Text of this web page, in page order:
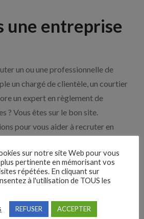
une entreprise
un ou une professionnelle de
un chargé de clientèle, un courtier
un expert en règlement de
? Vous êtes sur le bon site.
pour vous aider à recruter en
entreprises
! Moteurs de recherches,
nombreux sont nos
sur notre site Web pour vous
pertinente en mémorisant vos
répétées. En cliquant sur
à l'utilisation de TOUS les
REFUSER ACCEPTER